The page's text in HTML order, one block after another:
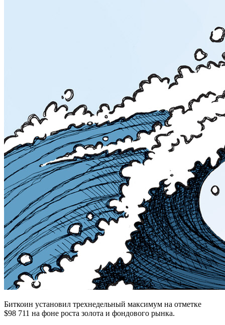
Биткоин установил трехнедельный максимум на отметке
$98 711 на фоне роста золота и фондового рынка.